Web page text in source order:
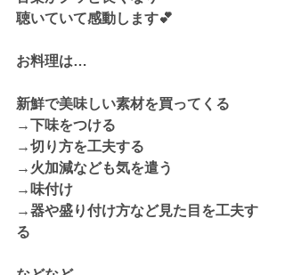
聴いていて感動します💕
お料理は…
新鮮で美味しい素材を買ってくる
→下味をつける
→切り方を工夫する
→ 火加減なども気を遣う
→ 味付け
→器や盛り付け方など見た目 を工夫す
る